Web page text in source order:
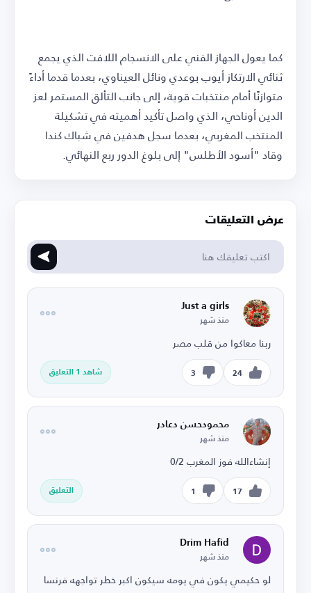
كما يعول الجهاز الفني على الانسجام اللافت الذي يجمع
ثنائي الارتكاز أيوب بوعدي ونائل العيناوي، بعدما قدما أداءً
متوازنًا أمام منتخبات قوية، إلى جانب التألق المستمر لعز
الدين أوناحي، الذي واصل تأكيد أهميته في تشكيلة
المنتخب المغربي، بعدما سجل هدفين في شباك كندا
وقاد "أسود الأطلس" إلى بلوغ الدور ربع النهائي.
عرض التعليقات
Just a girls
منذ شهر
ربنا معاكوا من قلب مصر
24
3 شاهد 1 التعليق
محمودحسن دعادر
منذ شهر
إنشاءالله فوز المغرب 0/2
17
1 التعليق
Drim Hafid
منذ شهر
لو حكيمي يكون في يومه سيكون اكبر خطر تواجهه فرنسا